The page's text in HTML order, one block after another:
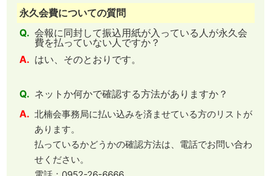
永久会費についての質問
Q. 会報に同封して振込用紙が入っている人が永久会
費を払っていない人ですか？
A. はい、そのとおりです。
Q. ネットか何かで確認する方法がありますか？
A. 北楠会事務局に払い込みを済ませている方のリストが
あります。
払っているかどうかの確認方法は、電話でお問い合わ
せください。